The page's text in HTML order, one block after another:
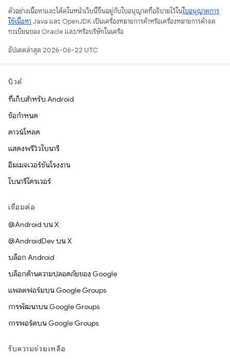
ตัวอย่างเนื้อหาและโค้ดในหน้าเว็บนี้ขึ้นอยู่กับใบอนุญาตที่อธิบายไว้ในใบอนุญาตการ
ใช้เนื้อหา Java และ OpenJDK เป็นเครื่องหมายการค้าหรือเครื่องหมายการค้าจด
ทะเบียนของ Oracle และ/หรือบริษัทในเครือ
อัปเดตล่าสุด 2026-06-22 UTC
บิวด์
ที่เก็บสำหรับ Android
ข้อกำหนด
ดาวน์โหลด
แสดงพรีวิวไบนารี
อิมเมจเวอร์ชันโรงงาน
ไบนารีไดรเวอร์
เชื่อมต่อ
@Android บน X
@AndroidDev บน X
บล็อก Android
บล็อกด้านความปลอดภัยของ Google
แพลตฟอร์มบน Google Groups
การพัฒนาบน Google Groups
การพอร์ตบน Google Groups
รับความช่วยเหลือ